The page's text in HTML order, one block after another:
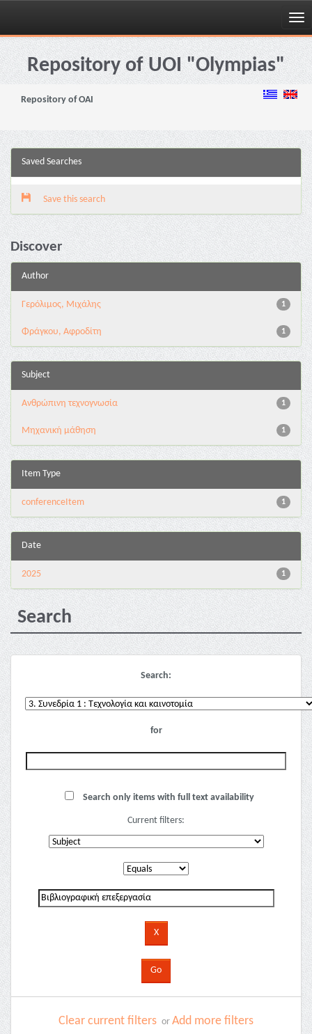
Skip
navigationRepository of UOI "Olympias"
Repository of OAI
Saved Searches
Save this search
Discover
Author
1
Γερόλιμος, Μιχάλης
1
Φράγκου, Αφροδίτη
Subject
1
Ανθρώπινη τεχνογνωσία
1
Μηχανική μάθηση
Item Type
1
conferenceItem
Date
1
2025
Search
Search:
for
Search only items with full text availability
Current filters:
Clear current filters or Add more filters